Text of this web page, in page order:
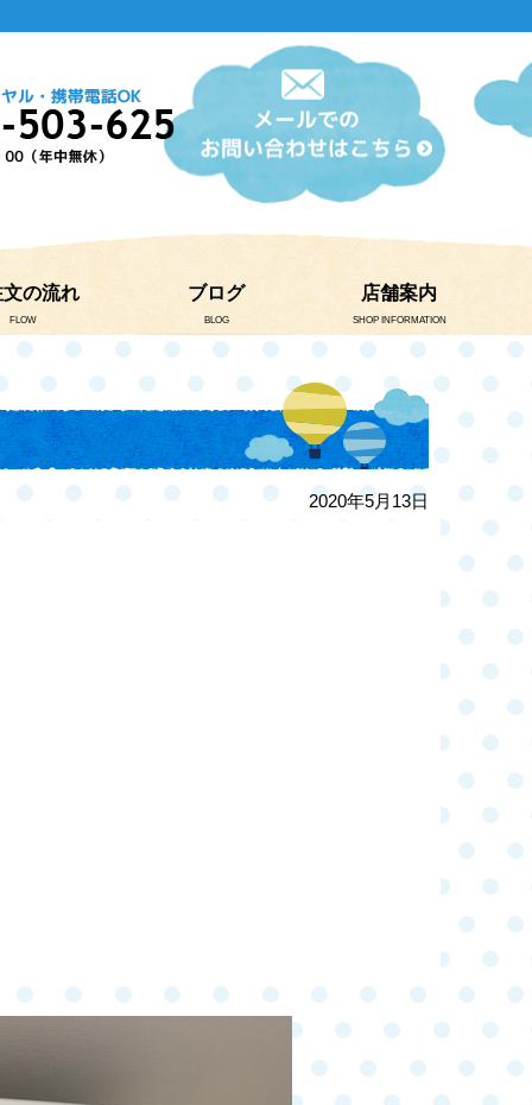
文の流れ
FLOW
ブログ
BLOG
店舗案内
SHOP INFORMATION
2020年5月13日